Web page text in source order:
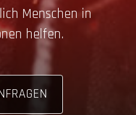
Menschen in
helfen.